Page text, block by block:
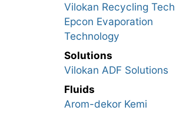
Vilokan Recycling Tech
Epcon Evaporation
Technology
Solutions
Vilokan ADF Solutions
Fluids
Arom-dekor Kemi